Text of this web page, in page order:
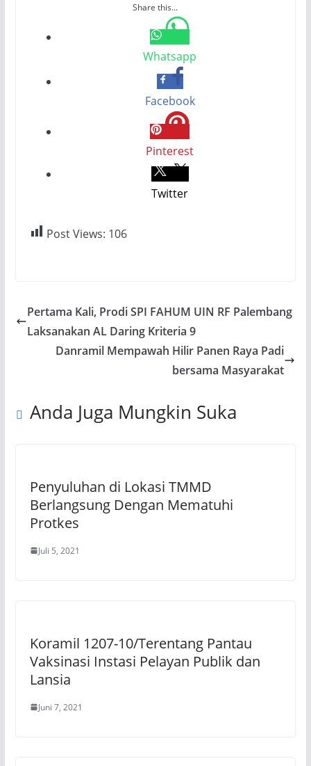
Share this...
Whatsapp
Facebook
Pinterest
Twitter
Post Views: 106
Pertama Kali, Prodi SPI FAHUM UIN RF Palembang
Laksanakan AL Daring Kriteria 9
Danramil Mempawah Hilir Panen Raya Padi
bersama Masyarakat
Anda Juga Mungkin Suka
Penyuluhan di Lokasi TMMD
Berlangsung Dengan Mematuhi
Protkes
Juli 5, 2021
Koramil 1207-10/Terentang Pantau
Vaksinasi Instasi Pelayan Publik dan
Lansia
Juni 7, 2021